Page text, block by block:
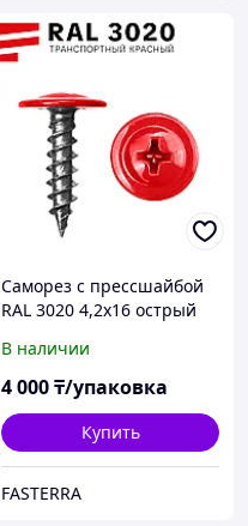
Саморез с прессшайбой
RAL 3020 4,2х16 острый
В наличии
4 000₸/упаковка
Купить
FASTERRA